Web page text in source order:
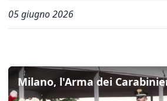
05 giugno 2026